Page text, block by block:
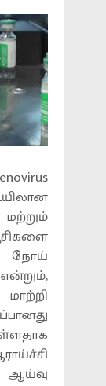
நோய்
ஆய்வு